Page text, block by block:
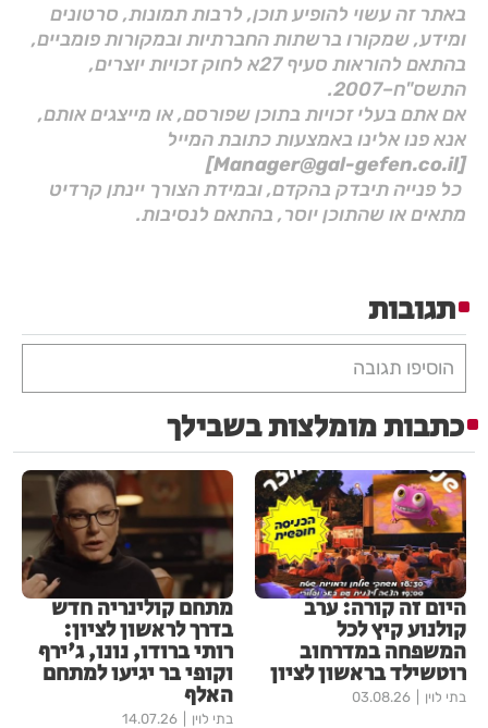
באתר זה עשוי להופיע תוכן, לרבות תמונות, סרטונים
ומידע, שמקורו ברשתות החברתיות ובמקורות פומביים,
בהתאם להוראות סעיף 27א לחוק זכויות יוצרים,
התשס"ח–2007.
אם אתם בעלי זכויות בתוכן שפורסם, או מייצגים אותם,
אנא פנו אלינו באמצעות כתובת המייל
[Manager@gal-gefen.co.il]
כל פנייה תיבדק בהקדם, ובמידת הצורך יינתן קרדיט
מתאים או שהתוכן יוסר, בהתאם לנסיבות.
תגובות
הוסיפו תגובה
כתבות מומלצות בשבילך
היום זה קורה: ערב
קולנוע קיץ לכל
המשפחה במדרחוב
רוטשילד בראשון לציון
בתי לוין 03.08.26
מתחם קולינריה חדש
בדרך לראשון לציון:
רותי ברודו, נונו, ג'ירף
וקופי בר יגיעו למתחם
האלף
בתי לוין 14.07.26